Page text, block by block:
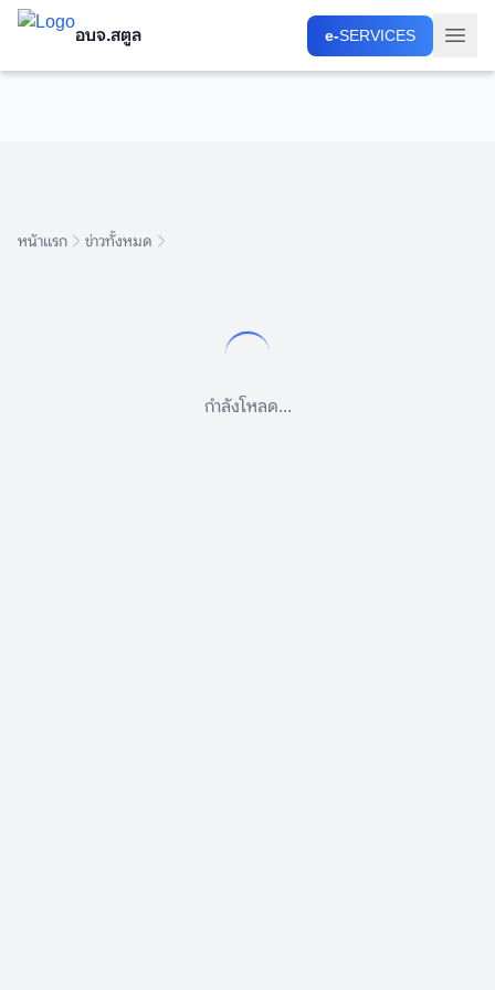
อบจ.สตูล e-SERVICES
อบจ.สตูล e-SERVICES
หน้าแรก ข่าวทั้งหมด
กำลังโหลด...